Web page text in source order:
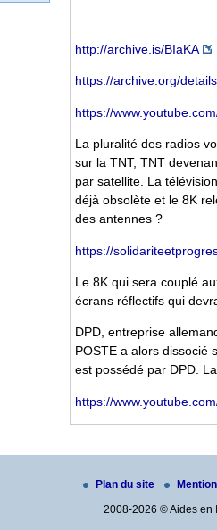
http://archive.is/BIaKA
https://archive.org/
https://
La pluralité des radios
sur la TNT, TNT
par satellite. La
déjà obsolète et le 8K
des antennes ?
https://
Le 8K qui sera couplé
écrans réflectifs qui
DPD, entreprise
POSTE a alors dissocié
est possédé par DPD.
https://
Plan du site
2008-2026 © Aides en